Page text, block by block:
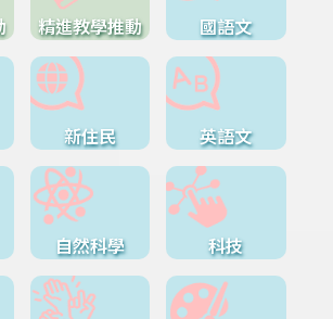
精進教學推動 國語文
新住民 英語文
自然科學 科技